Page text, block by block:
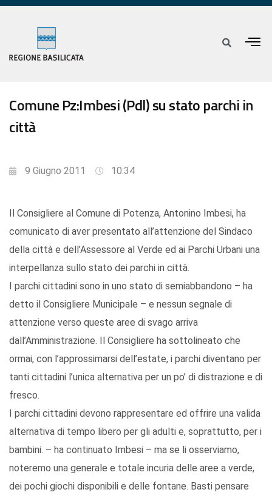
Comune Pz:Imbesi (Pdl) su stato parchi in
città
9 Giugno 2011 10:34
Il Consigliere al Comune di Potenza, Antonino Imbesi, ha
comunicato di aver presentato all’attenzione del Sindaco
della città e dell’Assessore al Verde ed ai Parchi Urbani una
interpellanza sullo stato dei parchi in città.
I parchi cittadini sono in uno stato di semiabbandono – ha
detto il Consigliere Municipale – e nessun segnale di
attenzione verso queste aree di svago arriva
dall’Amministrazione. Il Consigliere ha sottolineato che
ormai, con l’approssimarsi dell’estate, i parchi diventano per
tanti cittadini l’unica alternativa per un po’ di distrazione e di
fresco.
I parchi cittadini devono rappresentare ed offrire una valida
alternativa di tempo libero per gli adulti e, soprattutto, per i
bambini. – ha continuato Imbesi – ma se li osserviamo,
noteremo una generale e totale incuria delle aree a verde,
dei pochi giochi disponibili e delle fontane. Basti pensare